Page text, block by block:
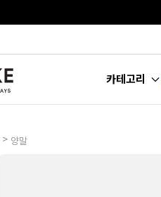
카테고리
> 양말